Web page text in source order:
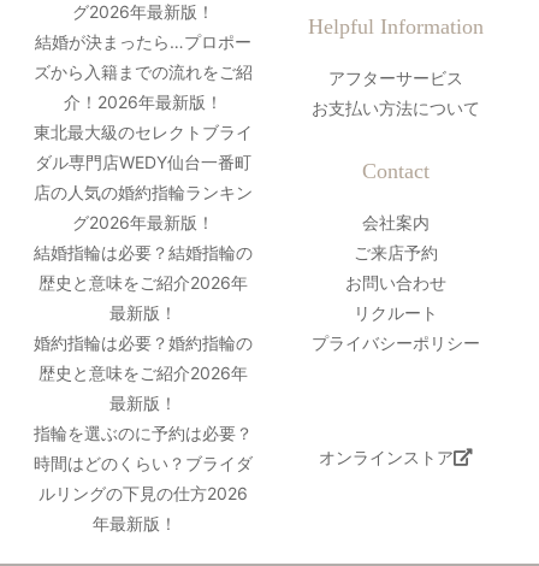
グ2026年最新版！
結婚が決まったら…プロポー
ズから入籍までの流れをご紹
介！2026年最新版！
東北最大級のセレクトブライ
ダル専門店WEDY仙台一番町
店の人気の婚約指輪ランキン
グ2026年最新版！
結婚指輪は必要？結婚指輪の
歴史と意味をご紹介2026年
最新版！
婚約指輪は必要？婚約指輪の
歴史と意味をご紹介2026年
最新版！
指輪を選ぶのに予約は必要？
時間はどのくらい？ブライダ
ルリングの下見の仕方2026
年最新版！
Helpful Information
アフターサービス
お支払い方法について
Contact
会社案内
ご来店予約
お問い合わせ
リクルート
プライバシーポリシー
オンラインストア